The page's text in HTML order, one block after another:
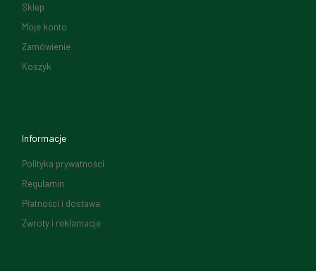
Sklep
Moje konto
Zamówienie
Koszyk
Informacje
Polityka prywatności
Regulamin
Płatności i dostawa
Zwroty i reklamacje